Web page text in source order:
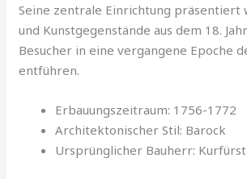
Seine zentrale Einrichtung präsentiert
und Kunstgegenstände aus dem 18.
Besucher in eine vergangene Epoche
entführen.
Erbauungszeitraum: 1756-1772
Architektonischer Stil: Barock
Ursprünglicher Bauherr: